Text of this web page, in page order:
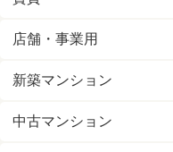
店舗・事業用
新築マンション
中古マンション